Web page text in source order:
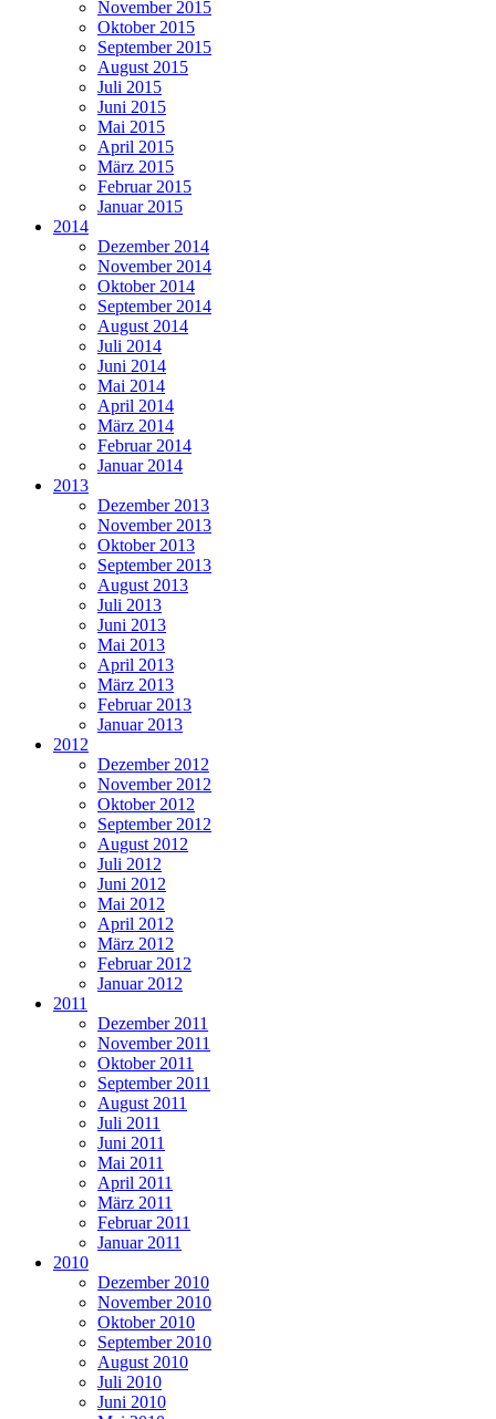
November 2015
Oktober 2015
September 2015
August 2015
Juli 2015
Juni 2015
Mai 2015
April 2015
März 2015
Februar 2015
Januar 2015
2014
Dezember 2014
November 2014
Oktober 2014
September 2014
August 2014
Juli 2014
Juni 2014
Mai 2014
April 2014
März 2014
Februar 2014
Januar 2014
2013
Dezember 2013
November 2013
Oktober 2013
September 2013
August 2013
Juli 2013
Juni 2013
Mai 2013
April 2013
März 2013
Februar 2013
Januar 2013
2012
Dezember 2012
November 2012
Oktober 2012
September 2012
August 2012
Juli 2012
Juni 2012
Mai 2012
April 2012
März 2012
Februar 2012
Januar 2012
2011
Dezember 2011
November 2011
Oktober 2011
September 2011
August 2011
Juli 2011
Juni 2011
Mai 2011
April 2011
März 2011
Februar 2011
Januar 2011
2010
Dezember 2010
November 2010
Oktober 2010
September 2010
August 2010
Juli 2010
Juni 2010